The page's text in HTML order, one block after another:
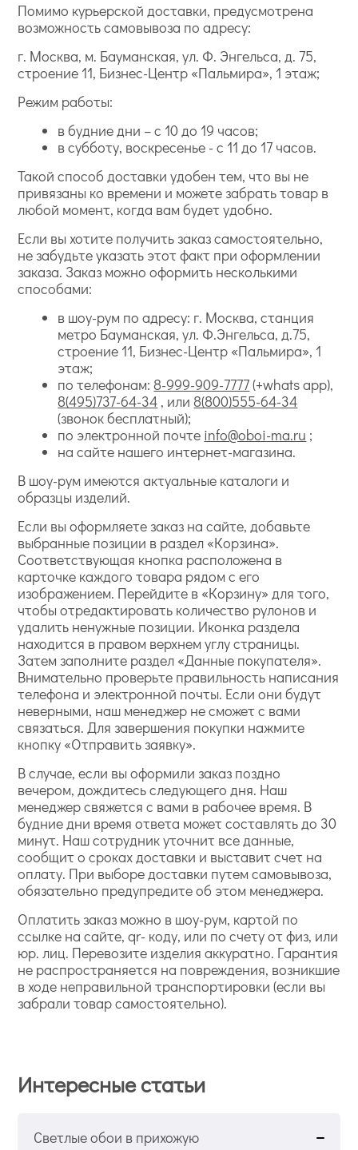
Помимо курьерской доставки, предусмотрена
возможность самовывоза по адресу:
г. Москва, м. Бауманская, ул. Ф. Энгельса, д. 75,
строение 11, Бизнес-Центр «Пальмира», 1 этаж;
Режим работы:
в будние дни – с 10 до 19 часов;
в субботу, воскресенье - с 11 до 17 часов.
Такой способ доставки удобен тем, что вы не
привязаны ко времени и можете забрать товар в
любой момент, когда вам будет удобно.
Если вы хотите получить заказ самостоятельно,
не забудьте указать этот факт при оформлении
заказа. Заказ можно оформить несколькими
способами:
в шоу-рум по адресу: г. Москва, станция
метро Бауманская, ул. Ф.Энгельса, д.75,
строение 11, Бизнес-Центр «Пальмира», 1
этаж;
по телефонам: 8-999-909-7777(+whats app),
8(495)737-64-34 , или 8(800)555-64-34
(звонок бесплатный);
по электронной почте info@oboi-ma.ru ;
на сайте нашего интернет-магазина.
В шоу-рум имеются актуальные каталоги и
образцы изделий.
Если вы оформляете заказ на сайте, добавьте
выбранные позиции в раздел «Корзина».
Соответствующая кнопка расположена в
карточке каждого товара рядом с его
изображением. Перейдите в «Корзину» для того,
чтобы отредактировать количество рулонов и
удалить ненужные позиции. Иконка раздела
находится в правом верхнем углу страницы.
Затем заполните раздел «Данные покупателя».
Внимательно проверьте правильность написания
телефона и электронной почты. Если они будут
неверными, наш менеджер не сможет с вами
связаться. Для завершения покупки нажмите
кнопку «Отправить заявку».
В случае, если вы оформили заказ поздно
вечером, дождитесь следующего дня. Наш
менеджер свяжется с вами в рабочее время. В
будние дни время ответа может составлять до 30
минут. Наш сотрудник уточнит все данные,
сообщит о сроках доставки и выставит счет на
оплату. При выборе доставки путем самовывоза,
обязательно предупредите об этом менеджера.
Оплатить заказ можно в шоу-рум, картой по
ссылке на сайте, qr- коду, или по счету от физ, или
юр. лиц. Перевозите изделия аккуратно. Гарантия
не распространяется на повреждения, возникшие
в ходе неправильной транспортировки (если вы
забрали товар самостоятельно).
Интересные статьи
Светлые обои в прихожую